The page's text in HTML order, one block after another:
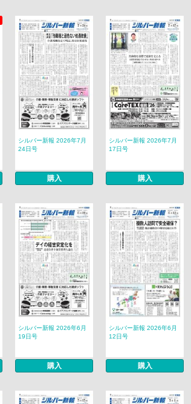
シルバー新報 2026年7月
24日号
購入
シルバー新報 2026年7月
17日号
購入
シルバー新報 2026年6月
19日号
購入
シルバー新報 2026年6月
12日号
購入